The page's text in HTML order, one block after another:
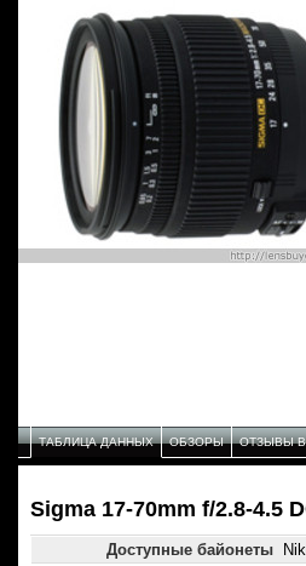
ТАБЛИЦА ДАННЫХ ОБЗОРЫ ОТЗЫВЫ
Sigma 17-70mm f/2.8-4.5
Доступные байонеты